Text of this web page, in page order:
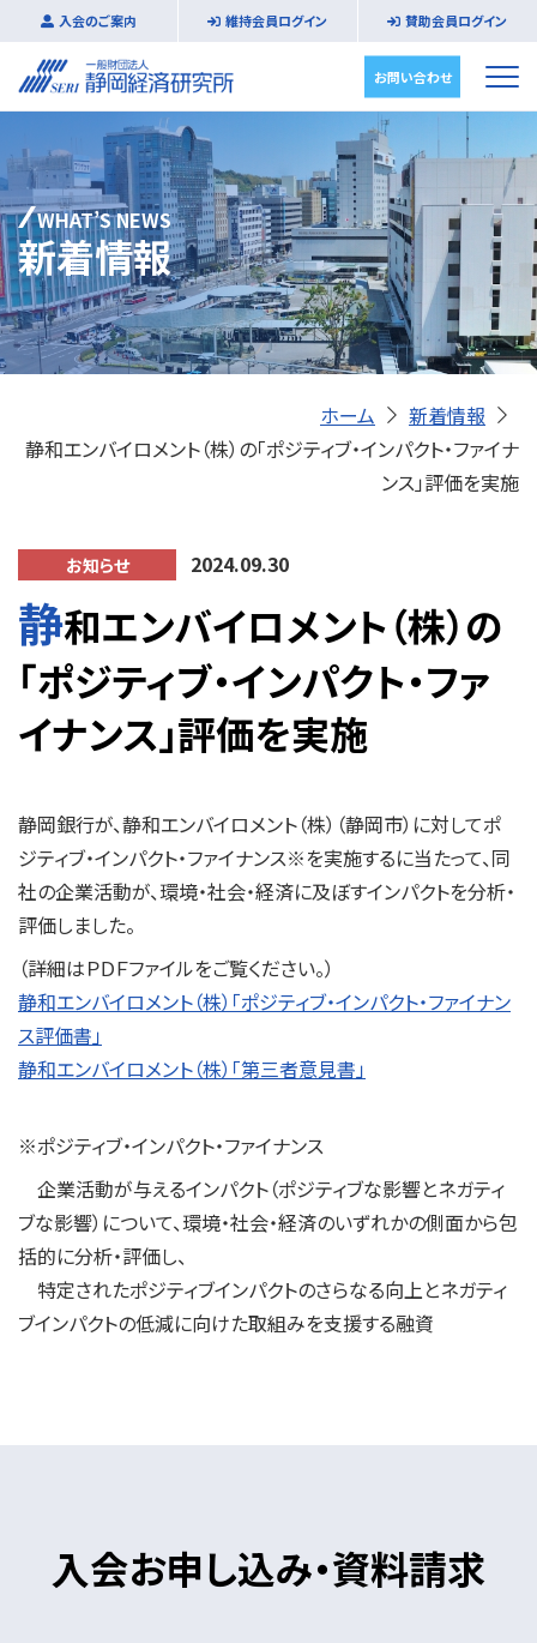
入会のご案内 維持会員ログイン 賛助会員ログイン
お問い合わせ
WHAT’S NEWS
新着情報
ホーム
新着情報
静和エンバイロメント（株）の「ポジティブ・インパクト・ファイナ
ンス」評価を実施
お知らせ 2024.09.30
静和エンバイロメント（株）の
「ポジティブ・インパクト・ファ
イナンス」評価を実施
静岡銀行が、静和エンバイロメント（株）（静岡市）に対してポ
ジティブ・インパクト・ファイナンス※を実施するに当たって、同
社の企業活動が、環境・社会・経済に及ぼすインパクトを分析・
評価しました。
（詳細はＰＤＦファイルをご覧ください。）
静和エンバイロメント（株）「ポジティブ・インパクト・ファイナン
ス評価書」
静和エンバイロメント（株）「第三者意見書」
※ポジティブ・インパクト・ファイナンス
企業活動が与えるインパクト（ポジティブな影響とネガティ
ブな影響）について、環境・社会・経済のいずれかの側面から包
括的に分析・評価し、
特定されたポジティブインパクトのさらなる向上とネガティ
ブインパクトの低減に向けた取組みを支援する融資
入会お申し込み・資料請求